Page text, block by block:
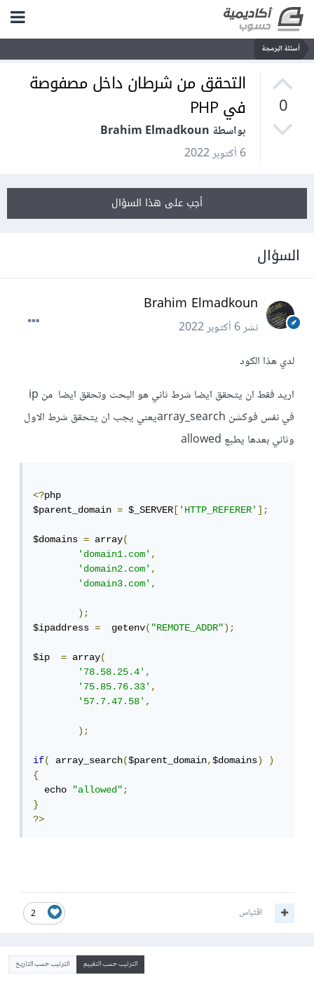
أسئلة البرمجة
0
التحقق من شرطان داخل مصفوصة
في PHP
بواسطة Brahim Elmadkoun
6 أكتوبر 2022
أجب على هذا السؤال
السؤال
Brahim Elmadkoun
نشر6 أكتوبر 2022
لدي هذا الكود
اريد فقط ان يتحقق ايضا شرط ثاني هو البحث وتحقق ايضا من ip
في نفس فوكشن array_searchيعني يجب ان يتحقق شرط الاول
وثاني بعدها يطبع allowed
<?php
$parent_domain = $_SERVER ['HTTP_REFERER'];
$domains = array(
'domain1.com',
'domain2.com',
'domain3.com',
);
$ipaddress = getenv("REMOTE_ADDR");
$ip = array(
'78.58.25.4',
'75.85.76.33',
'57.7.47.58',
);
if( array_search($parent_domain,$domains)
)
{
echo "allowed";
}
?>
2 اقتباس
الترتيب حسب التقييم الترتيب حسب التاريخ